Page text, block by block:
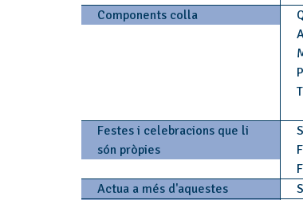
Components colla
Festes i celebracions que li
són pròpies
Actua a més d'aquestes